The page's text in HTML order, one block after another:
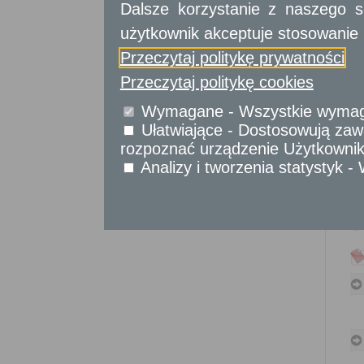
Sprawy obywatelskie
Udostępnianie informacji publicznej
Urząd Stanu Cywilnego
Usługi
dla przedsiębiorców
Usługidla instytucji,
urzędów
Dalsze korzystanie z naszego
użytkownik akceptuje stosowanie
Przeczytaj politykę prywatności
Przeczytaj politykę cookies
Wymagane - Wszystkie
Ułatwiające - Dostosowują
rozpoznać urządzenie
Analizy i tworzenia statystyk -